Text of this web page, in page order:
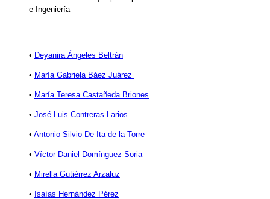
e Ingeniería
• Deyanira Ángeles Beltrán
• María Gabriela Báez Juárez
• María Teresa Castañeda Briones
• José Luis Contreras Larios
• Antonio Silvio De Ita de la Torre
• Víctor Daniel Domínguez Soria
• Mirella Gutiérrez Arzaluz
• Isaías Hernández Pérez